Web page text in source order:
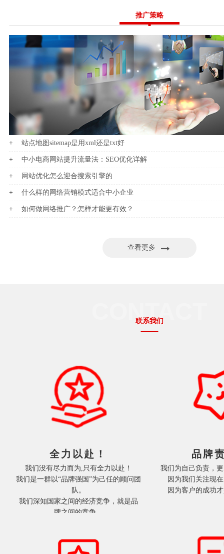
推广策略
站点地图sitemap是用xml还是txt好
中小电商网站提升流量法：SEO优化详解
网站优化怎么迎合搜索引擎的
什么样的网络营销模式适合中小企业
如何做网络推广？怎样才能更有效？
查看更多
联系我们
CONTACT
全力以赴！
我们没有尽力而为,只有全力以赴！
我们是一群以“品牌强国”为己任的顾问团
队。
我们深知国家之间的经济竞争，就是品
品牌
我们为自己负责，
因为我们关注现